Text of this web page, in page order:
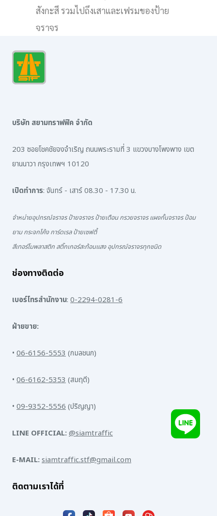
สังกะสี รวมไปถึงเสาและเฟรมของป้าย
จราจร
บริษัท สยามทราฟฟิค จำกัด
203 ซอยโชคชัยจงจำเริญ ถนนพระรามที่ 3 แขวงบางโพงพาง เขต
ยานนาวา กรุงเทพฯ 10120
เปิดทำการ: จันทร์ - เสาร์ 08.30 - 17.30 น.
จำหน่ายอุปกรณ์จราจร ป้ายจราจร ป้ายเตือน กรวยจราจร แผงกั้นจราจร ป้อม
ยาม กระจกโค้ง การ์ดเรล ป้ายเซฟตี้
สีเทอร์โมพลาสติก สติ๊กเกอร์สะท้อนแสง อุปกรณ์จราจรทุกชนิด
ช่องทางติดต่อ
เบอร์โทรสำนักงาน: 0-2294-0281-6
ฝ่ายขาย:
• 06-6156-5553(กมลชนก)
• 06-6162-5353(สมฤดี)
• 09-9352-5556(ปริญญา)
LINE OFFICIAL: @siamtraffic
E-MAIL: siamtraffic.stf@gmail.com
ติดตามเราได้ที่